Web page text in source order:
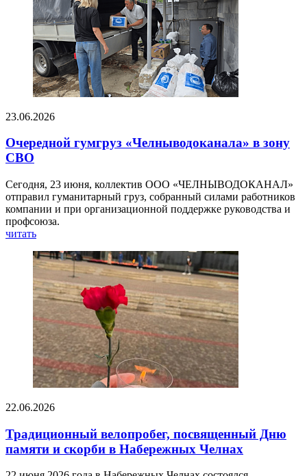
23.06.2026
Очередной гумгруз «Челныводоканала» в зону
СВО
Сегодня, 23 июня, коллектив ООО «ЧЕЛНЫВОДОКАНАЛ»
отправил гуманитарный груз, собранный силами работников
компании и при организационной поддержке руководства и
профсоюза.
читать
22.06.2026
Традиционный велопробег, посвященный Дню
памяти и скорби в Набережных Челнах